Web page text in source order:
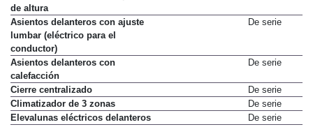
Asientos delanteros con ajuste
de altura
Asientos delanteros con ajuste
lumbar (eléctrico para el
conductor)
Asientos delanteros con
calefacción
Cierre centralizado
De serie
Climatizador de 3 zonas
De serie